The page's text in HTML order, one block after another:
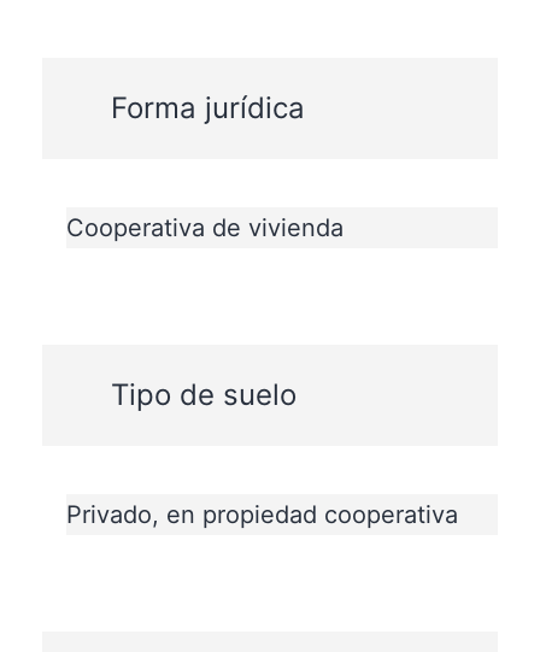
Forma jurídica
Cooperativa de vivienda
Tipo de suelo
Privado, en propiedad cooperativa